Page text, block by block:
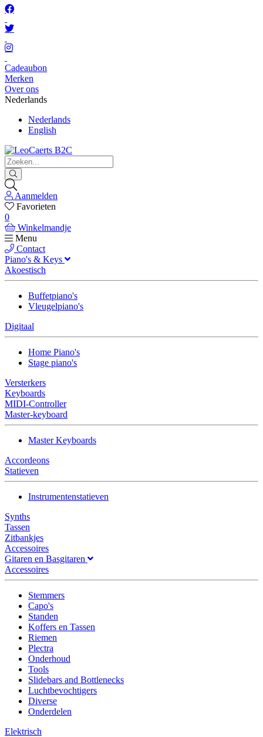
Cadeaubon
Merken
Over ons
Nederlands
Nederlands
English
Aanmelden
Favorieten
0
Winkelmandje
Menu
Contact
Piano's & Keys
Akoestisch
Buffetpiano's
Vleugelpiano's
Digitaal
Home Piano's
Stage piano's
Versterkers
Keyboards
MIDI-Controller
Master-keyboard
Master Keyboards
Accordeons
Statieven
Instrumentenstatieven
Synths
Tassen
Zitbankjes
Accessoires
Gitaren en Basgitaren
Accessoires
Stemmers
Capo's
Standen
Koffers en Tassen
Riemen
Plectra
Onderhoud
Tools
Slidebars and Bottlenecks
Luchtbevochtigers
Diverse
Onderdelen
Elektrisch